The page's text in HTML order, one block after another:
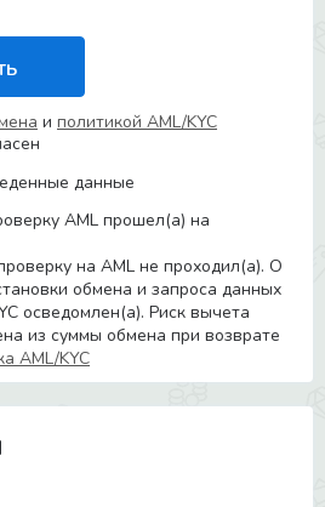
и политикой AML/KYC
данные
AML прошел(а) на
на AML не проходил(а). О
обмена и запроса данных
осведомлен(а). Риск вычета
из суммы обмена при возврате
AML/KYC